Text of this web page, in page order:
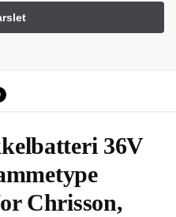
36V
Chrisson,